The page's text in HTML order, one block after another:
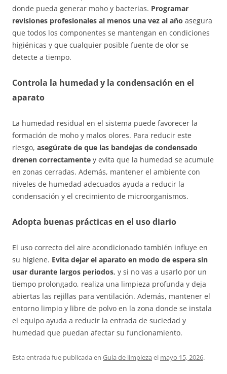
donde pueda generar moho y bacterias. Programar
revisiones profesionales al menos una vez al año asegura
que todos los componentes se mantengan en condiciones
higiénicas y que cualquier posible fuente de olor se
detecte a tiempo.
Controla la humedad y la condensación en el
aparato
La humedad residual en el sistema puede favorecer la
formación de moho y malos olores. Para reducir este
riesgo, asegúrate de que las bandejas de condensado
drenen correctamente y evita que la humedad se acumule
en zonas cerradas. Además, mantener el ambiente con
niveles de humedad adecuados ayuda a reducir la
condensación y el crecimiento de microorganismos.
Adopta buenas prácticas en el uso diario
El uso correcto del aire acondicionado también influye en
su higiene. Evita dejar el aparato en modo de espera sin
usar durante largos periodos, y si no vas a usarlo por un
tiempo prolongado, realiza una limpieza profunda y deja
abiertas las rejillas para ventilación. Además, mantener el
entorno limpio y libre de polvo en la zona donde se instala
el equipo ayuda a reducir la entrada de suciedad y
humedad que puedan afectar su funcionamiento.
Esta entrada fue publicada en Guía de limpieza el mayo 15, 2026.